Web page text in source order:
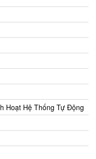
Hoạt Hệ Thống Tự Động